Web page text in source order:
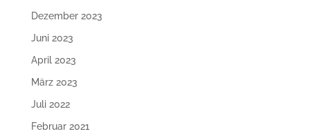
Dezember 2023
Juni 2023
April 2023
März 2023
Juli 2022
Februar 2021